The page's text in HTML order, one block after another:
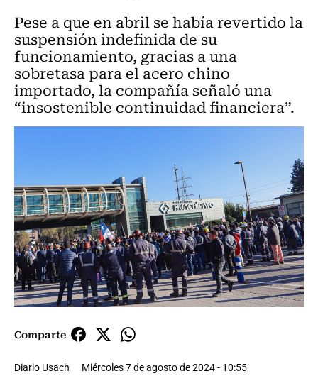
Pese a que en abril se había revertido la
suspensión indefinida de su
funcionamiento, gracias a una
sobretasa para el acero chino
importado, la compañía señaló una
“insostenible continuidad financiera”.
Comparte
Diario Usach Miércoles 7 de agosto de 2024 - 10:55